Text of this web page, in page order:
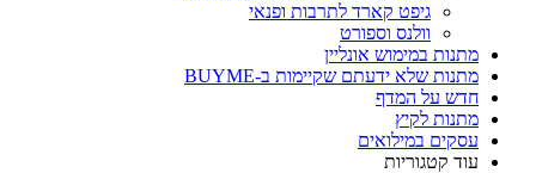
גיפט קארד לתרבות ופנאי
וולנס וספורט
מתנות במימוש אונליין
מתנות שלא ידעתם שקיימות ב-BUYME
חדש על המדף
מתנות לקיץ
עסקים במילואים
עוד קטגוריות